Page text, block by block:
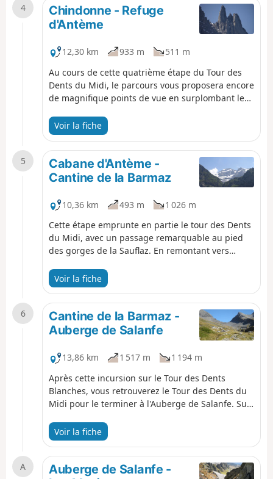
4
Chindonne - Refuge
d'Antème
12,30 km 933 m
511 m
Au cours de cette quatrième étape du Tour des
Dents du Midi, le parcours vous proposera encore
de magnifique points de vue en surplombant le
Tête de Chalin, la Cime de l'Est, la cathédrale et la
Dent Jaune. À la cabane d'Antème,
merveilleusement située au pied de la Haute
Cime, vous profiterez d'un coucher de soleil sur
les Dents du Midi et aussi sur les Portes du Soleil.
Voir la fiche
5
Cabane d'Antème -
Cantine de la Barmaz
10,36 km 493 m
1 026 m
Cette étape emprunte en partie le tour des Dents
du Midi, avec un passage remarquable au pied
des gorges de la Sauflaz. En remontant vers
Blanches. Le Plateau de Barme est un magnifique
lieu pour contempler ces fameuses Dents
Blanches.
Voir la fiche
6
Cantine de la Barmaz -
Auberge de Salanfe
13,86 km 1 517 m
1 194 m
Après cette incursion sur le Tour des Dents
Blanches, vous retrouverez le Tour des Dents du
Midi pour le terminer à l'Auberge de Salanfe. Sur
dominerez au Pas d'Encel par un passage équipé
de chaines. Dans le Vallon de Susanfe, vous
pourrez admirer le massif du Ruan. Au col de
Susanfe, vous contemplerez la haute Cime et la
Voir la fiche
A
Auberge de Salanfe -